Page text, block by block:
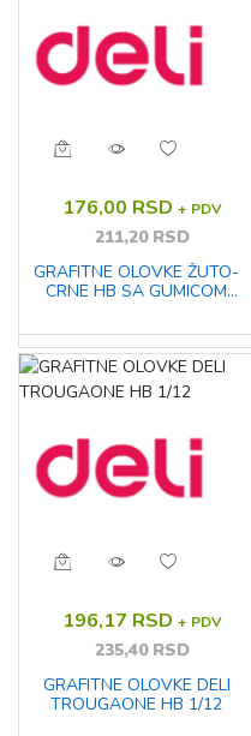
176,00 RSD + PDV
211,20 RSD
GRAFITNE OLOVKE ŽUTO-
CRNE HB SA GUMICOM
1/12
196,17 RSD + PDV
235,40 RSD
GRAFITNE OLOVKE DELI
TROUGAONE HB 1/12